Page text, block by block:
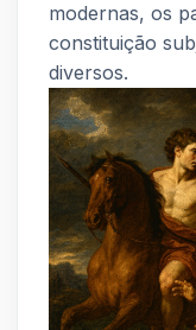
modernas, os
constituição
diversos.